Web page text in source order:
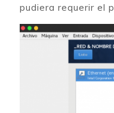
pudiera requerir el